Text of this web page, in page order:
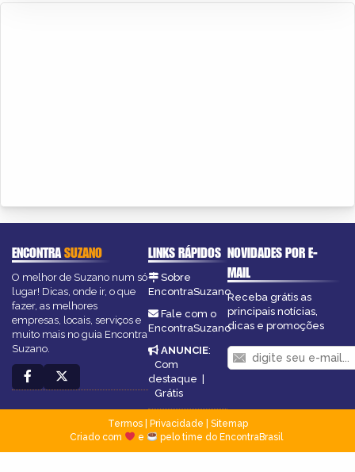
ENCONTRASUZANO
O melhor de Suzano num só
lugar! Dicas, onde ir, o que
fazer, as melhores
empresas, locais, serviços e
muito mais no guia Encontra
Suzano.
LINKS RÁPIDOS
Sobre
EncontraSuzano
Fale com o
EncontraSuzano
ANUNCIE:
Com
destaque |
Grátis
NOVIDADES POR E-
MAIL
Receba grátis as
principais notícias,
dicas e promoções
Termos| Privacidade
Sitemap
Criado com
e pelo time do EncontraBrasil